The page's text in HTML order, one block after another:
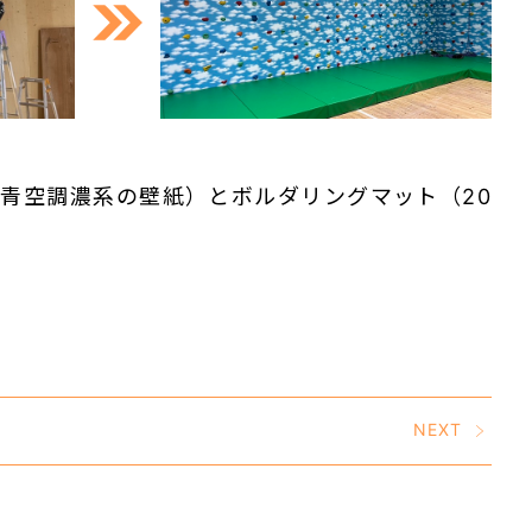
空調濃系の壁紙）とボルダリングマット（20
NEXT